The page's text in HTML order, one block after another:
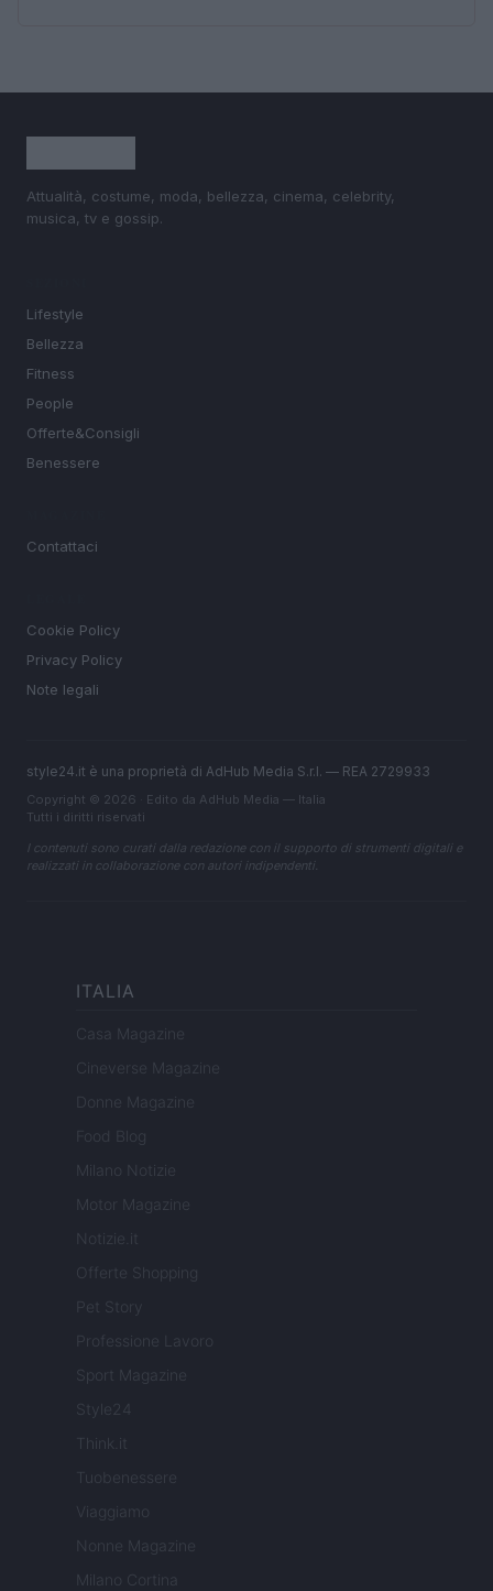
Attualità, costume, moda, bellezza, cinema, celebrity,
musica, tv e gossip.
Lifestyle
Bellezza
Fitness
People
Offerte&Consigli
Benessere
Contattaci
Cookie Policy
Privacy Policy
Note legali
style24.it è una proprietà di AdHub Media S.r.l. — REA 2729933
Copyright © 2026 · Edito da AdHub Media — Italia
Tutti i diritti riservati
I contenuti sono curati dalla redazione con il supporto di strumenti digitali e
realizzati in collaborazione con autori indipendenti.
ITALIA
Casa Magazine
Cineverse Magazine
Donne Magazine
Food Blog
Milano Notizie
Motor Magazine
Notizie.it
Offerte Shopping
Pet Story
Professione Lavoro
Sport Magazine
Style24
Think.it
Tuobenessere
Viaggiamo
Nonne Magazine
Milano Cortina